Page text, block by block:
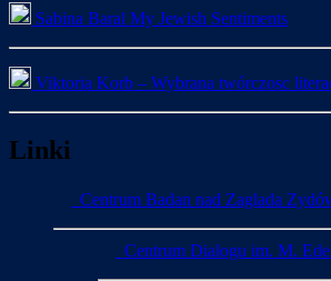
Sabina Baral My Jewish Sentiments
Viktoria Korb – Wybrana twórczosc
Linki
Centrum Badan nad Zaglada
Centrum Dialogu im. M.